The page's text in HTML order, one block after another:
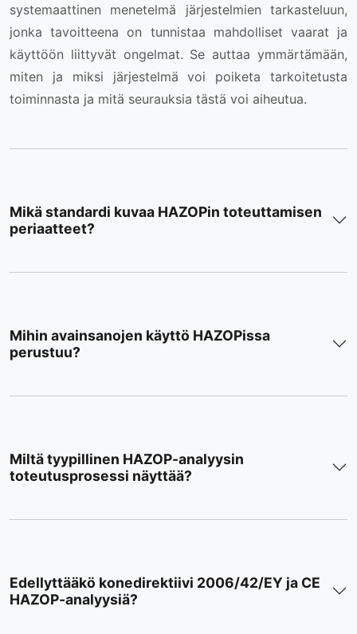
systemaattinen menetelmä järjestelmien tarkasteluun,
jonka tavoitteena on tunnistaa mahdolliset vaarat ja
käyttöön liittyvät ongelmat. Se auttaa ymmärtämään,
miten ja miksi järjestelmä voi poiketa tarkoitetusta
toiminnasta ja mitä seurauksia tästä voi aiheutua.
Mikä standardi kuvaa HAZOPin toteuttamisen
periaatteet?
Mihin avainsanojen käyttö HAZOPissa
perustuu?
Miltä tyypillinen HAZOP-analyysin
toteutusprosessi näyttää?
Edellyttääkö konedirektiivi 2006/42/EY ja CE
HAZOP-analyysiä?